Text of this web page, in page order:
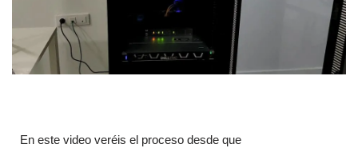
En este video veréis el proceso desde que